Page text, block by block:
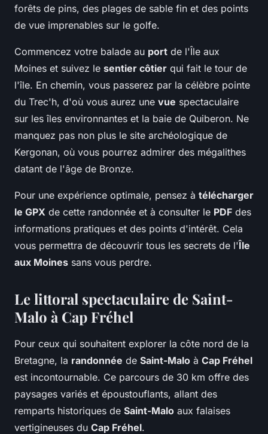
forêts de pins, des plages de sable fin et des points
de vue imprenables sur le golfe.
Commencez votre balade au port de l'Île aux
Moines et suivez le sentier côtier qui fait le tour de
l'île. En chemin, vous passerez par la célèbre pointe
du Trec'h, d'où vous aurez une vue spectaculaire
sur les îles environnantes et la baie de Quiberon. Ne
manquez pas non plus le site archéologique de
Kergonan, où vous pourrez admirer des mégalithes
datant de l'âge de Bronze.
Pour une expérience optimale, pensez à télécharger
le GPX de cette randonnée et à consulter le PDF des
informations pratiques et des points d'intérêt. Cela
vous permettra de découvrir tous les secrets de l'Île
aux Moines sans vous perdre.
Le littoral spectaculaire de Saint-
Malo à Cap Fréhel
Pour ceux qui souhaitent explorer la côte nord de la
Bretagne, la randonnée de Saint-Malo à Cap Fréhel
est incontournable. Ce parcours de 30 km offre des
paysages variés et époustouflants, allant des
remparts historiques de Saint-Malo aux falaises
vertigineuses du Cap Fréhel.